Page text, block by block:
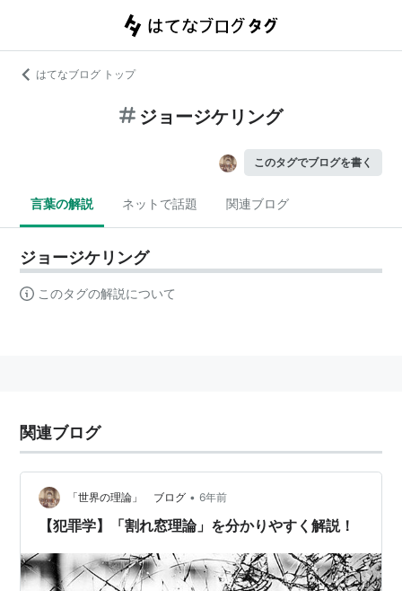
はてなブログ トップ
ジョージケリング
このタグでブログを書く
言葉の解説 ネットで話題 関連ブログ
ジョージケリング
このタグの解説について
関連ブログ
「世界の理論」 ブログ • 6年前
【犯罪学】「割れ窓理論」を分かりやすく解説！